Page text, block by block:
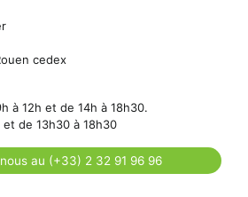
cedex
à 12h et de 14h à 18h30.
et de 13h30 à 18h30
au (+33) 2 32 91 96 96